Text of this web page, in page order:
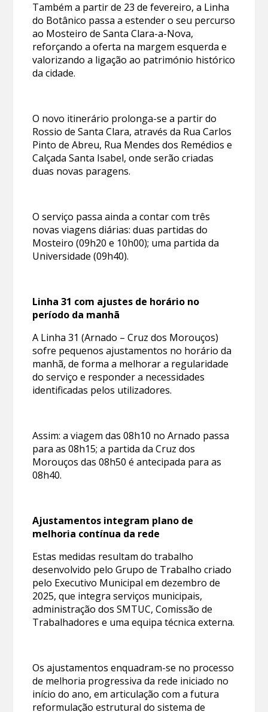
Também a partir de 23 de fevereiro, a Linha
do Botânico passa a estender o seu percurso
ao Mosteiro de Santa Clara-a-Nova,
reforçando a oferta na margem esquerda e
valorizando a ligação ao património histórico
da cidade.
O novo itinerário prolonga-se a partir do
Rossio de Santa Clara, através da Rua Carlos
Pinto de Abreu, Rua Mendes dos Remédios e
Calçada Santa Isabel, onde serão criadas
duas novas paragens.
O serviço passa ainda a contar com três
novas viagens diárias: duas partidas do
Mosteiro (09h20 e 10h00); uma partida da
Universidade (09h40).
Linha 31 com ajustes de horário no
período da manhã
A Linha 31 (Arnado – Cruz dos Morouços)
sofre pequenos ajustamentos no horário da
manhã, de forma a melhorar a regularidade
do serviço e responder a necessidades
identificadas pelos utilizadores.
Assim: a viagem das 08h10 no Arnado passa
para as 08h15; a partida da Cruz dos
Morouços das 08h50 é antecipada para as
08h40.
Ajustamentos integram plano de
melhoria contínua da rede
Estas medidas resultam do trabalho
desenvolvido pelo Grupo de Trabalho criado
pelo Executivo Municipal em dezembro de
2025, que integra serviços municipais,
administração dos SMTUC, Comissão de
Trabalhadores e uma equipa técnica externa.
Os ajustamentos enquadram-se no processo
de melhoria progressiva da rede iniciado no
início do ano, em articulação com a futura
reformulação estrutural do sistema de